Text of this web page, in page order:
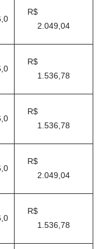
R$
2.049,04
R$
1.536,78
R$
1.536,78
R$
2.049,04
R$
1.536,78